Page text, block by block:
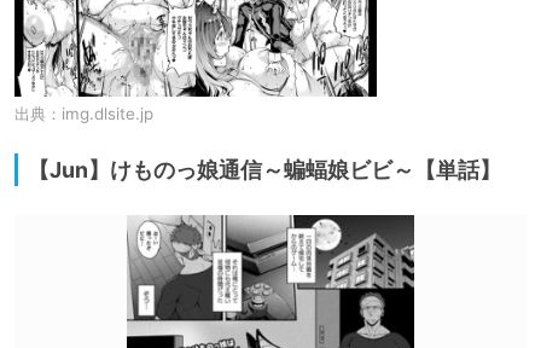
出典： img.dlsite.jp
【Jun】けものっ娘通信～蝙蝠娘ビビ～【単話】